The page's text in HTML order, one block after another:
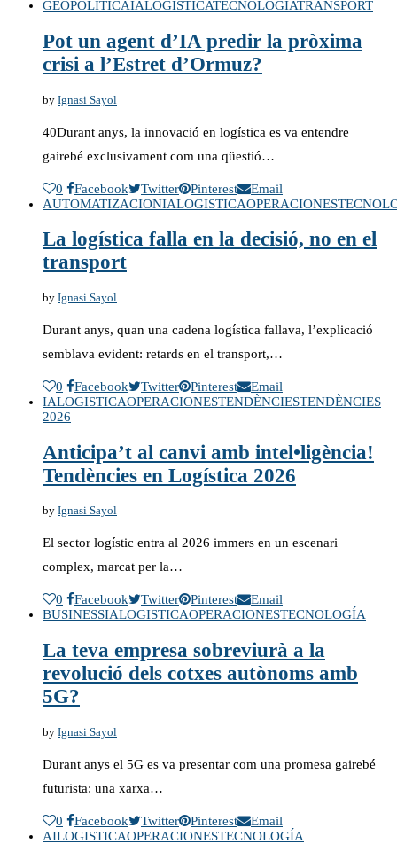
GEOPOLITICAIALOGISTICATECNOLOGÍATRANSPORT
Pot un agent d’IA predir la pròxima
crisi a l’Estret d’Ormuz?
by Ignasi Sayol
40Durant anys, la innovació en logística es va entendre
gairebé exclusivament com una qüestió…
0 Facebook Twitter Pinterest
Email
AUTOMATIZACIONIALOGISTICAOPERACIONES
La logística falla en la decisió, no en el
transport
by Ignasi Sayol
Durant anys, quan una cadena logística fallava, l’explicació
semblava evident: retards en el transport,…
0 Facebook Twitter Pinterest
Email
IALOGISTICAOPERACIONESTENDÈNCIESTENDÈNCIES
2026
Anticipa’t al canvi amb intel•ligència!
Tendències en Logística 2026
by Ignasi Sayol
El sector logístic entra al 2026 immers en un escenari
complex, marcat per la…
0 Facebook Twitter Pinterest
Email
BUSINESSIALOGISTICAOPERACIONESTECNOLOGÍA
La teva empresa sobreviurà a la
revolució dels cotxes autònoms amb
5G?
by Ignasi Sayol
Durant anys el 5G es va presentar com una promesa gairebé
futurista: una xarxa…
0 Facebook Twitter Pinterest
Email
AILOGISTICAOPERACIONESTECNOLOGÍA